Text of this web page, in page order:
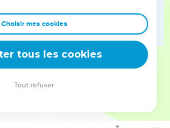
montrais le chemin à suivre. Je
un roi parmi ses soldats,
les malheureux. »
2000, avec autorisation. Pour vous procurer
Choisir mes cookies
tous les cookies
Tout refuser